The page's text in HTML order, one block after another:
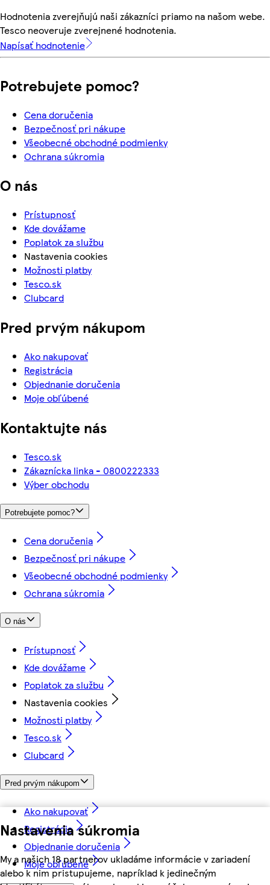
Nastavenia súkromia
My a našich 18 partnerov ukladáme informácie v zariadení
alebo k nim pristupujeme, napríklad k jedinečným
Hodnotenia zverejňujú naši zákazníci priamo na našom webe.
Tesco neoveruje zverejnené hodnotenia.
Napísať hodnotenie
Potrebujete pomoc?
Cena doručenia
Bezpečnosť pri nákupe
Všeobecné obchodné podmienky
Ochrana súkromia
O nás
Prístupnosť
Kde dovážame
Poplatok za službu
Nastavenia cookies
Možnosti platby
Tesco.sk
Clubcard
Pred prvým nákupom
Ako nakupovať
Registrácia
Objednanie doručenia
Moje obľúbené
Kontaktujte nás
Tesco.sk
Zákaznícka linka - 0800222333
Výber obchodu
Potrebujete pomoc?
Cena doručenia
Bezpečnosť pri nákupe
Všeobecné obchodné podmienky
Ochrana súkromia
O nás
Prístupnosť
Kde dovážame
Poplatok za službu
Nastavenia cookies
Možnosti platby
Tesco.sk
Clubcard
Pred prvým nákupom
Ako nakupovať
Registrácia
Objednanie doručenia
Moje obľúbené